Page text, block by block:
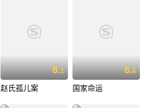
8.1
赵氏孤儿案
8.6
国家命运